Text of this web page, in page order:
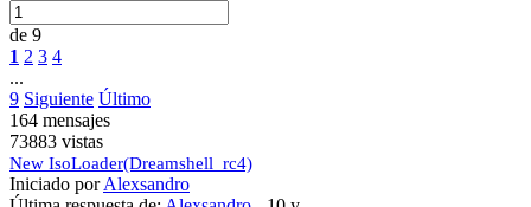
de 9
1 2 3 4
...
9 Siguiente Último
164 mensajes
73883 vistas
New IsoLoader(Dreamshell_rc4)
Iniciado porAlexsandro